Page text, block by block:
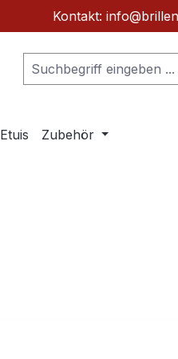
Kontakt:
Etuis Zubehör